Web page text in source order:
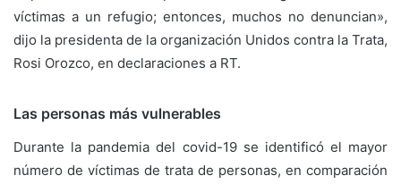
víctimas a un refugio; entonces, muchos no denuncian»,
dijo la presidenta de la organización Unidos contra la Trata,
Rosi Orozco, en declaraciones a RT.
Las personas más vulnerables
Durante la pandemia del covid-19 se identificó el mayor
número de víctimas de trata de personas, en comparación